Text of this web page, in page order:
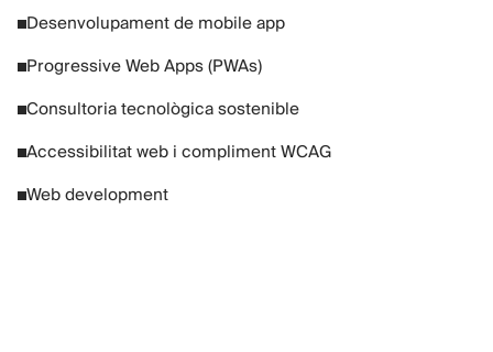
Desenvolupament de mobile app
Progressive Web Apps (PWAs)
Consultoria tecnològica sostenible
Accessibilitat web i compliment WCAG
Web development